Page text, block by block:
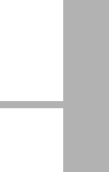
הקדמה ... 7